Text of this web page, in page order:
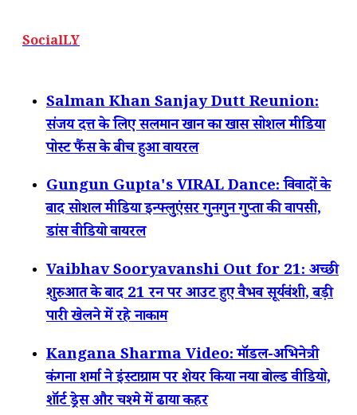
SocialLY
Salman Khan Sanjay Dutt Reunion:
संजय दत्त के लिए सलमान खान का खास सोशल मीडिया
पोस्ट फैंस के बीच हुआ वायरल
Gungun Gupta's VIRAL Dance: विवादों के
बाद सोशल मीडिया इन्फ्लुएंसर गुनगुन गुप्ता की वापसी,
डांस वीडियो वायरल
Vaibhav Sooryavanshi Out for 21: अच्छी
शुरुआत के बाद 21 रन पर आउट हुए वैभव सूर्यवंशी, बड़ी
पारी खेलने में रहे नाकाम
Kangana Sharma Video: मॉडल-अभिनेत्री
कंगना शर्मा ने इंस्टाग्राम पर शेयर किया नया बोल्ड वीडियो,
शॉर्ट ड्रेस और चश्मे में ढाया कहर